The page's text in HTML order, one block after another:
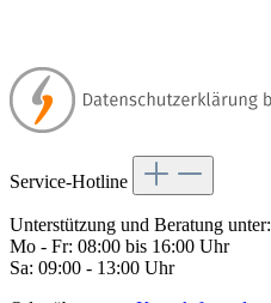
Service-Hotline
Unterstützung und Beratung unter:
Mo - Fr: 08:00 bis 16:00 Uhr
Sa: 09:00 - 13:00 Uhr